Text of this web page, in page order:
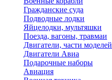
Гражданские суда
Подводные лодки
Яйцелодки, мультяшки
Поезда, вагоны, травмаи
Двигатели, части моделей
Двигатели Авиа
Подарочные наборы
Авиация